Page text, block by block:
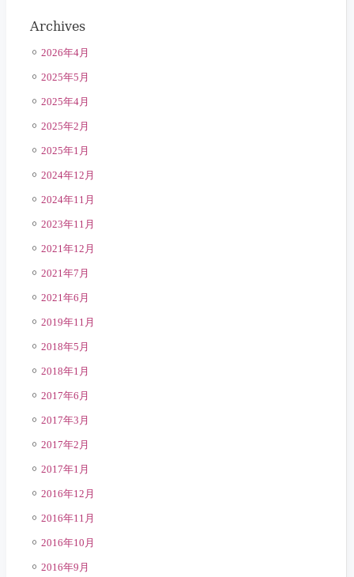
Archives
2026年4月
2025年5月
2025年4月
2025年2月
2025年1月
2024年12月
2024年11月
2023年11月
2021年12月
2021年7月
2021年6月
2019年11月
2018年5月
2018年1月
2017年6月
2017年3月
2017年2月
2017年1月
2016年12月
2016年11月
2016年10月
2016年9月